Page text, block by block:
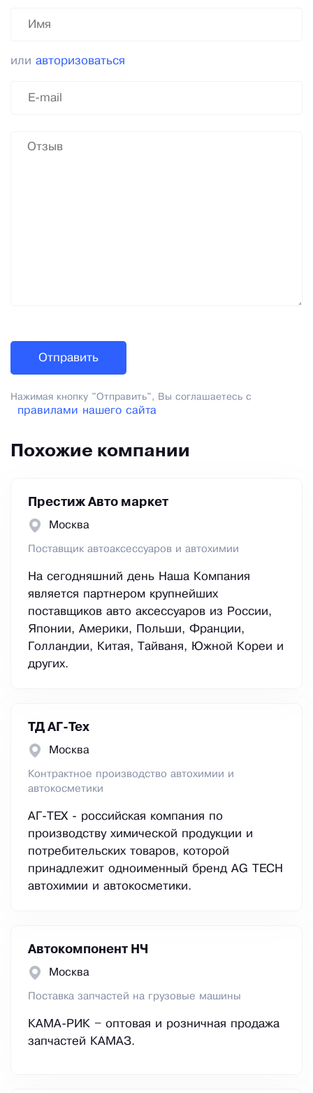
или авторизоваться
Нажимая кнопку "Отправить", Вы соглашаетесь с
правилами нашего сайта
Похожие компании
Престиж Авто маркет
Москва
Поставщик автоаксессуаров и автохимии
На сегодняшний день Наша Компания
является партнером крупнейших
поставщиков авто аксессуаров из России,
Японии, Америки, Польши, Франции,
Голландии, Китая, Тайваня, Южной Кореи и
других.
ТД АГ-Тех
Москва
Контрактное производство автохимии и
автокосметики
АГ-ТЕХ - российская компания по
производству химической продукции и
потребительских товаров, которой
принадлежит одноименный бренд AG TECH
автохимии и автокосметики.
Автокомпонент НЧ
Москва
Поставка запчастей на грузовые машины
КАМА-РИК – оптовая и розничная продажа
запчастей КАМАЗ.